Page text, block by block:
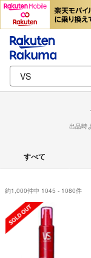
出品時
すべて
約1,000件中 1045 - 1080件